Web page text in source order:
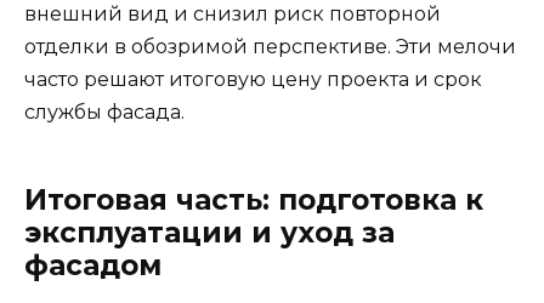
внешний вид и снизил риск повторной
отделки в обозримой перспективе. Эти мелочи
часто решают итоговую цену проекта и срок
службы фасада.
Итоговая часть: подготовка к
эксплуатации и уход за
фасадом